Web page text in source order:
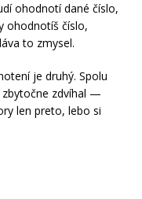
ohodnotí dané číslo,
ohodnotíš číslo,
to zmysel.
je druhý. Spolu
zbytočne zdvíhal —
len preto, lebo si